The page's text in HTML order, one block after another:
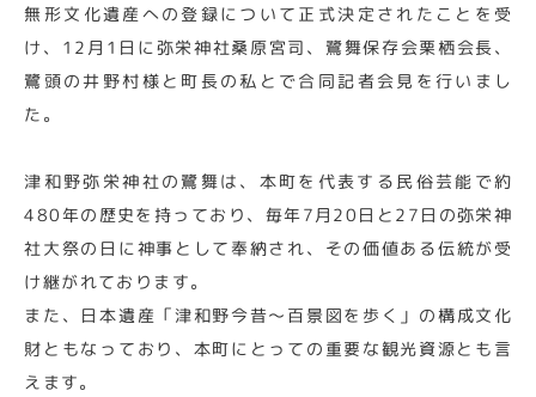
無形文化遺産への登録について正式決定されたことを受
け、12月1日に弥栄神社桑原宮司、鷺舞保存会栗栖会長、
鷺頭の井野村様と町長の私とで合同記者会見を行いまし
た。
津和野弥栄神社の鷺舞は、本町を代表する民俗芸能で約
480年の歴史を持っており、毎年7月20日と27日の弥栄神
社大祭の日に神事として奉納され、その価値ある伝統が受
け継がれております。
また、日本遺産「津和野今昔～百景図を歩く」の構成文化
財ともなっており、本町にとっての重要な観光資源とも言
えます。